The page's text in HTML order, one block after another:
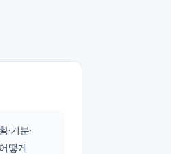
·기분·
떻게